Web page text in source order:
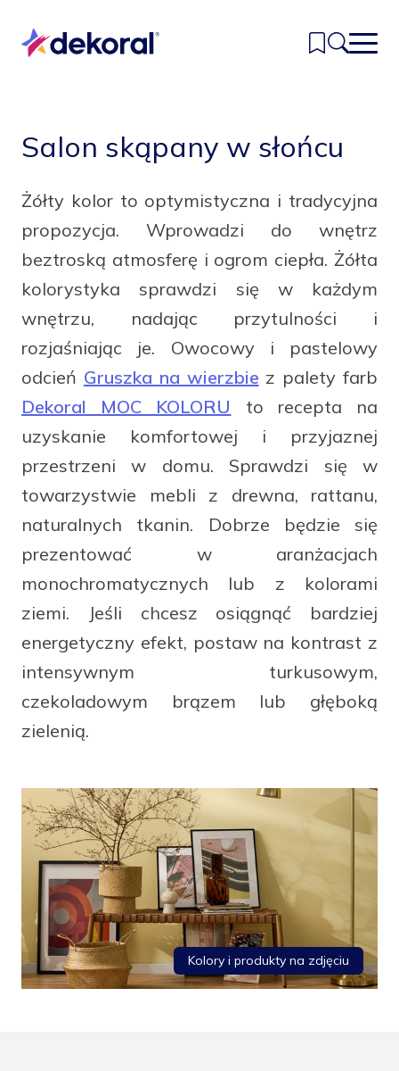
głównej
Inspiracje
Produkty
Znajdź sklep
Kontakt
facebookinstagram
pinterestyoutube
Salon skąpany w słońcu
Żółty kolor to optymistyczna i tradycyjna
propozycja. Wprowadzi do wnętrz
beztroską atmosferę i ogrom ciepła. Żółta
kolorystyka sprawdzi się w każdym
wnętrzu, nadając przytulności i
rozjaśniając je. Owocowy i pastelowy
odcień Gruszka na wierzbie z palety farb
Dekoral MOC KOLORU to recepta na
uzyskanie komfortowej i przyjaznej
przestrzeni w domu. Sprawdzi się w
towarzystwie mebli z drewna, rattanu,
naturalnych tkanin. Dobrze będzie się
prezentować w aranżacjach
monochromatycznych lub z kolorami
ziemi. Jeśli chcesz osiągnąć bardziej
energetyczny efekt, postaw na kontrast z
intensywnym turkusowym,
czekoladowym brązem lub głęboką
zielenią.
Kolory i produkty na zdjęciu